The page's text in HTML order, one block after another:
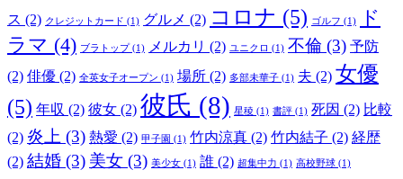
ス (2) クレジットカード (1) グルメ (2) コロナ (5) ゴルフ (1)
ド
ラマ (4) ブラトップ(1) メルカリ (2) ユニクロ (1) 不倫 (3) 予防
(2) 俳優 (2) 全英女子オープン (1) 場所 (2) 多部未華子 (1) 夫 (2) 女優
(5) 年収 (2) 彼女 (2) 彼氏 (8) 星稜 (1) 書評 (1) 死因 (2) 比較
(2) 炎上 (3) 熱愛 (2) 甲子園 (1) 竹内涼真 (2) 竹内結子 (2) 経歴
(2) 結婚 (3) 美女 (3) 美少女 (1) 誰 (2) 超集中力 (1) 高校野球 (1)